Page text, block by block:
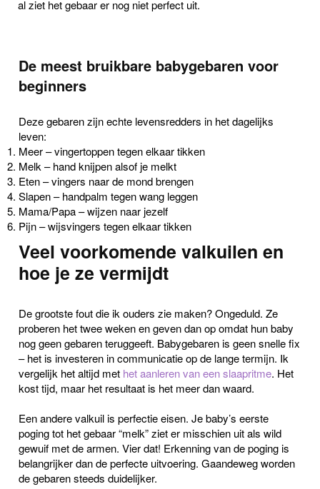
al ziet het gebaar er nog niet perfect uit.
De meest bruikbare babygebaren voor
beginners
Deze gebaren zijn echte levensredders in het dagelijks
leven:
Meer– vingertoppen tegen elkaar tikken
Melk – hand knijpen alsof je melkt
Eten– vingers naar de mond brengen
Slapen– handpalm tegen wang leggen
Mama/Papa– wijzen naar jezelf
Pijn– wijsvingers tegen elkaar tikken
Veel voorkomende valkuilen en
hoe je ze vermijdt
De grootste fout die ik ouders zie maken? Ongeduld. Ze
proberen het twee weken en geven dan op omdat hun baby
nog geen gebaren teruggeeft. Babygebaren is geen snelle fix
– het is investeren in communicatie op de lange termijn. Ik
vergelijk het altijd met het aanleren van een slaapritme. Het
kost tijd, maar het resultaat is het meer dan waard.
Een andere valkuil is perfectie eisen. Je baby’s eerste
poging tot het gebaar “melk” ziet er misschien uit als wild
gewuif met de armen. Vier dat! Erkenning van de poging is
belangrijker dan de perfecte uitvoering. Gaandeweg worden
de gebaren steeds duidelijker.